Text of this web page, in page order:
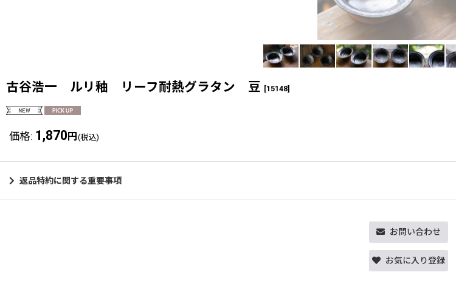
古谷浩一 ルリ釉 リーフ耐熱グラタン 豆 [15148]
価格: 1,870 円 (税込)
返品特約に関する重要事項
お問い合わせ
お気に入り登録